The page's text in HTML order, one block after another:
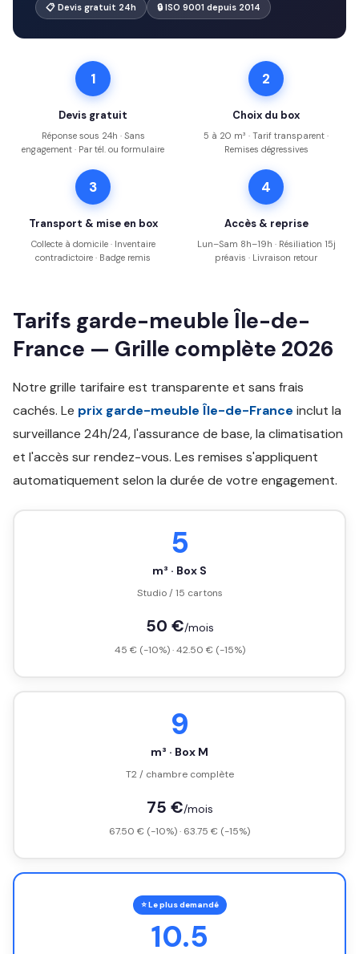
📋 Devis gratuit 24h 🔒 ISO 9001 depuis 2014
1
Devis gratuit
Réponse sous 24h · Sans
engagement · Par tél. ou formulaire
2
Choix du box
5 à 20 m³ · Tarif transparent ·
Remises dégressives
3
Transport & mise en box
Collecte à domicile · Inventaire
contradictoire · Badge remis
4
Accès & reprise
Lun–Sam 8h–19h · Résiliation 15j
préavis · Livraison retour
Tarifs garde-meuble Île-de-
France — Grille complète 2026
Notre grille tarifaire est transparente et sans frais
cachés. Le prix garde-meuble Île-de-France inclut la
surveillance 24h/24, l'assurance de base, la climatisation
et l'accès sur rendez-vous. Les remises s'appliquent
automatiquement selon la durée de votre engagement.
5
m³ · Box S
Studio / 15 cartons
50 €/mois
45 € (-10%) · 42.50 € (-15%)
9
m³ · Box M
T2 / chambre complète
75 €/mois
67.50 € (-10%) · 63.75 € (-15%)
⭐ Le plus demandé
10.5